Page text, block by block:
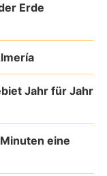
Erde
Jahr für Jahr
eine